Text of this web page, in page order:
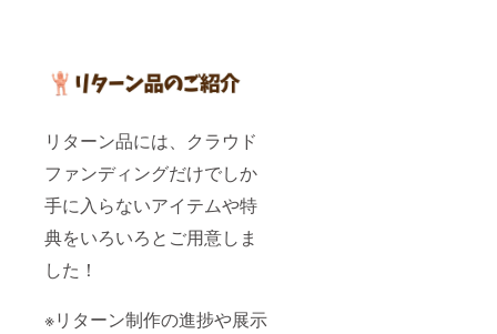
リターン品には、クラウド
ファンディングだけでしか
手に入らないアイテムや特
典をいろいろとご用意しま
した！
※リターン制作の進捗や展示